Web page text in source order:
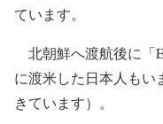
ています。
北朝鮮へ渡航後に「
に渡米した日本人もい
きています）。